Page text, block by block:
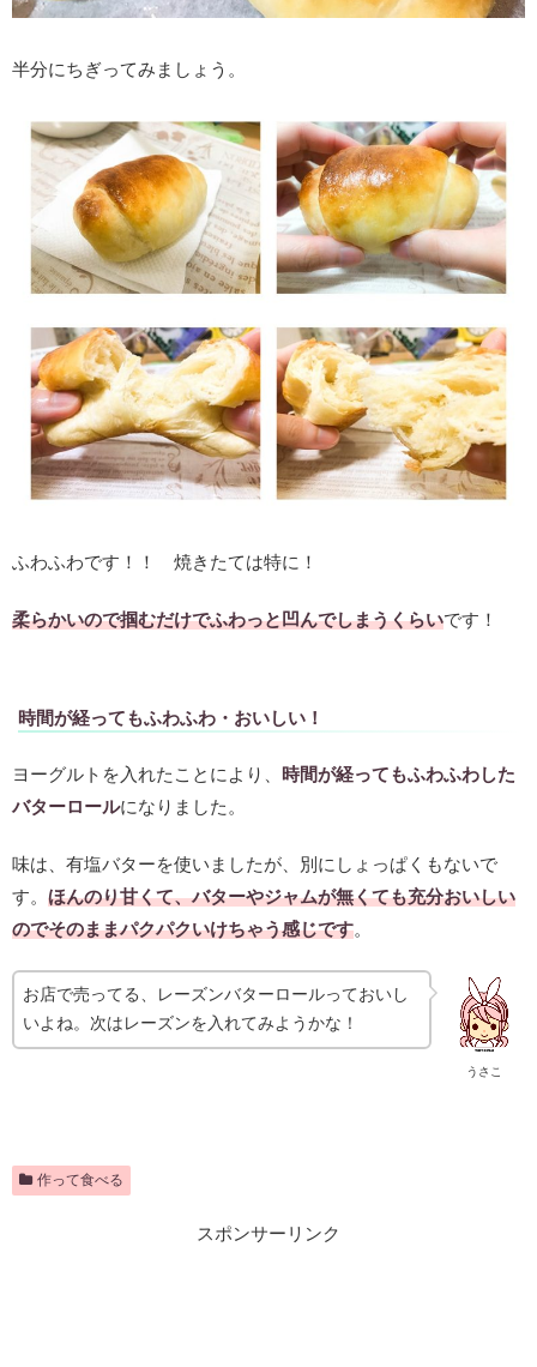
半分にちぎってみましょう。
ふわふわです！！ 焼きたては特に！
柔らかいので掴むだけでふわっと凹んでしまうくらいです！
時間が経ってもふわふわ・おいしい！
ヨーグルトを入れたことにより、 時間が経ってもふわふわした
バターロールになりました。
味は、有塩バターを使いましたが、別にしょっぱくもないで
す。 ほんのり甘くて、バターやジャムが無くても充分おいしい
のでそのままパクパクいけちゃう感じです。
うさこ
お店で売ってる、レーズンバターロールっておいし
いよね。次はレーズンを入れてみようかな！
作って食べる
スポンサーリンク